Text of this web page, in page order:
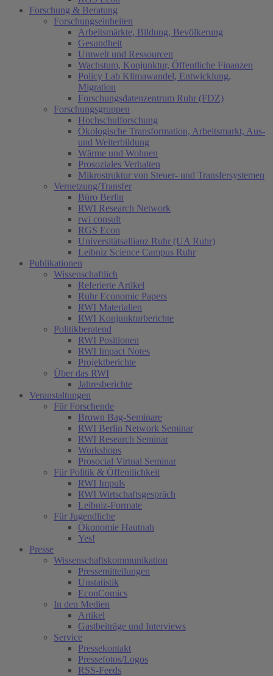
Forschung & Beratung
Forschungseinheiten
Arbeitsmärkte, Bildung, Bevölkerung
Gesundheit
Umwelt und Ressourcen
Wachstum, Konjunktur, Öffentliche Finanzen
Policy Lab Klimawandel, Entwicklung,
Migration
Forschungsdatenzentrum Ruhr (FDZ)
Forschungsgruppen
Hochschulforschung
Ökologische Transformation, Arbeitsmarkt, Aus-
und Weiterbildung
Wärme und Wohnen
Prosoziales Verhalten
Mikrostruktur von Steuer- und Transfersystemen
Vernetzung/Transfer
Büro Berlin
RWI Research Network
rwi consult
RGS Econ
Universitätsallianz Ruhr (UA Ruhr)
Leibniz Science Campus Ruhr
Publikationen
Wissenschaftlich
Referierte Artikel
Ruhr Economic Papers
RWI Materialien
RWI Konjunkturberichte
Politikberatend
RWI Positionen
RWI Impact Notes
Projektberichte
Über das RWI
Jahresberichte
Veranstaltungen
Für Forschende
Brown Bag-Seminare
RWI Berlin Network Seminar
RWI Research Seminar
Workshops
Prosocial Virtual Seminar
Für Politik & Öffentlichkeit
RWI Impuls
RWI Wirtschaftsgespräch
Leibniz-Formate
Für Jugendliche
Ökonomie Hautnah
Yes!
Presse
Wissenschaftskommunikation
Pressemitteilungen
Unstatistik
EconComics
In den Medien
Artikel
Gastbeiträge und Interviews
Service
Pressekontakt
Pressefotos/Logos
RSS-Feeds